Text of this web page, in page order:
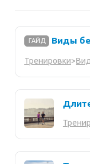
ГАЙД Виды
Тренировки>